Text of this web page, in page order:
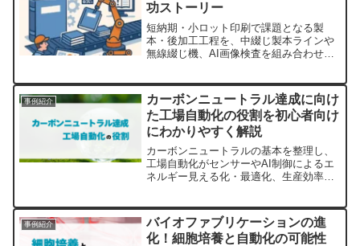
功ストーリー
短納期・小ロット印刷で課題となる製
本・後加工工程を、中綴じ製本ラインや
無線綴じ機、AI画像検査を組み合わせた
間の大幅短縮や少人数化によるコスト削
減のポイントも紹介。
事例紹介
カーボンニュートラル達成に向け
た工場自動化の役割を初心者向け
にわかりやすく解説
カーボンニュートラルの基本を整理し、
工場自動化がセンサーやAI制御によるエ
ネルギー見える化・最適化、生産効率向
心者向けに解説。導入手順と今後展望も
紹介。
事例紹介
バイオファブリケーションの進
化！細胞培養と自動化の可能性